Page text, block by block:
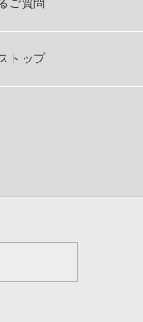
ご質問
トップ